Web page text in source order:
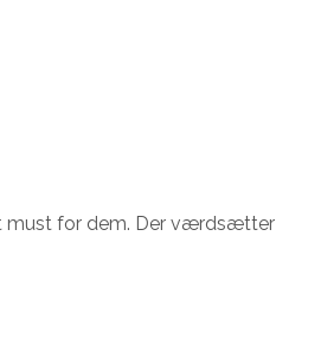
must for dem. Der værdsætter